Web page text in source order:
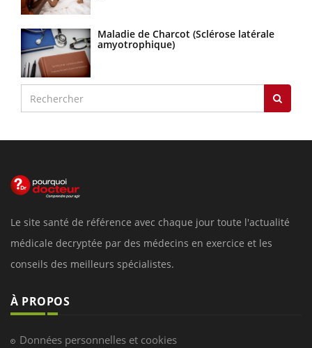
Maladie de Charcot (Sclérose latérale
amyotrophique)
Le site santé de référence avec chaque jour toute l'actualité
médicale decryptée par des médecins en exercice et les
conseils des meilleurs spécialistes.
À PROPOS
Données personnelles et cookies